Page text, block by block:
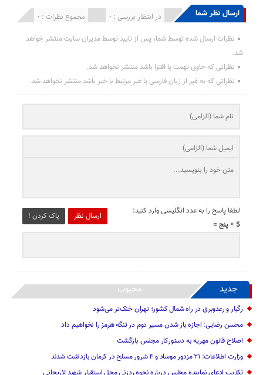
ارسال نظر شما مجموع نظرات : 0 در انتظار بررسی : 0 انتشار یافته : 0
نظرات ارسال شده توسط شما، پس از تایید توسط مدیران سایت منتشر خواهد
شد.
نظراتی که حاوی تهمت یا افترا باشد منتشر نخواهد شد.
نظراتی که به غیر از زبان فارسی یا غیر مرتبط با خبر باشد منتشر نخواهد شد.
ارسال نظر پاک کردن !
لطفا پاسخ را به عدد انگلیسی وارد کنید:
5 × پنج =
جدید محبوب
رگبار و رعدوبرق در راه شمال کشور؛ تهران خنک‌تر می‌شود
محسن رضایی: اجازه باز شدن مسیر دوم در تنگه هرمز را نخواهیم داد
اصلاح قانون مهریه به دستورکار مجلس بازگشت
وزارت اطلاعات: ۲۱ مزدور موساد و ۴ شرور مسلح در کرمان بازداشت شدند
تکذیب ادعای نماینده مجلس درباره نحوه ردزنی محل استقرار شهید لاریجانی